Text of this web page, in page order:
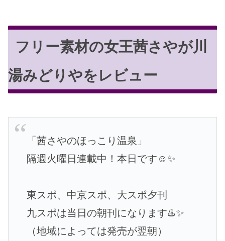
フリー素材の女王茜さやが川
湯みどりやをレビュー
「茜さやのほっこり温泉」
隔週火曜日連載中！本日です☺️✨
東スポ、中京スポ、大スポ夕刊
九スポは当日の朝刊になります♨️✨
（地域によっては発売が翌朝）